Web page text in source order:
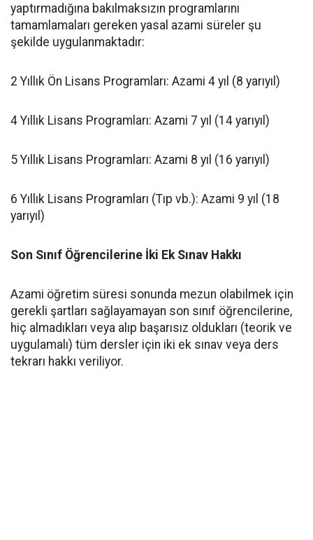
yaptırmadığına bakılmaksızın programlarını
tamamlamaları gereken yasal azami süreler şu
şekilde uygulanmaktadır:
​2 Yıllık Ön Lisans Programları: Azami 4 yıl (8 yarıyıl)
​4 Yıllık Lisans Programları: Azami 7 yıl (14 yarıyıl)
​5 Yıllık Lisans Programları: Azami 8 yıl (16 yarıyıl)
​6 Yıllık Lisans Programları (Tıp vb.): Azami 9 yıl (18
yarıyıl)
Son Sınıf Öğrencilerine İki Ek Sınav Hakkı
​Azami öğretim süresi sonunda mezun olabilmek için
gerekli şartları sağlayamayan son sınıf öğrencilerine,
hiç almadıkları veya alıp başarısız oldukları (teorik ve
uygulamalı) tüm dersler için iki ek sınav veya ders
tekrarı hakkı veriliyor.